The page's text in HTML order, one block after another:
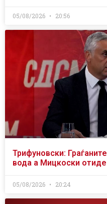
05/08/2026 20:56
Трифуновски:
вода а Мицкоски
05/08/2026 20:24